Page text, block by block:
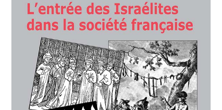
Listes d’Envies
Livres de Peter Randa
Livres de Philippe Randa
Login Customizer
Newsletter
Nous Contacter